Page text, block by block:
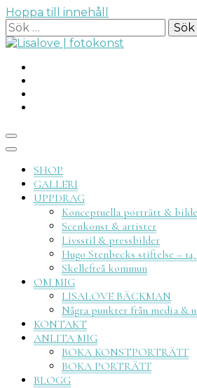
Hoppa till innehåll
Sök
efter:
SHOP
GALLERI
UPPDRAG
Konceptuella porträtt &
Scenkonst & artister
Livsstil & pressbilder
Hugo Stenbecks stiftelse –
Skellefteå kommun
OM MIG
LISALOVE BÄCKMAN
Några punkter från media &
KONTAKT
ANLITA MIG
BOKA KONSTPORTRÄTT
BOKA PORTRÄTT
BLOGG